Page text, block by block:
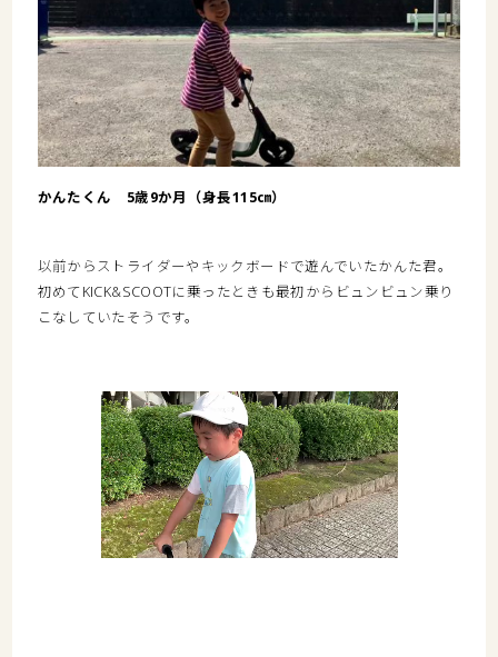
かんたくん 5歳9か月（身長115㎝）
以前からストライダーやキックボードで遊んでいたかんた君。
初めてKICK&SCOOTに乗ったときも最初からビュンビュン乗り
こなしていたそうです。